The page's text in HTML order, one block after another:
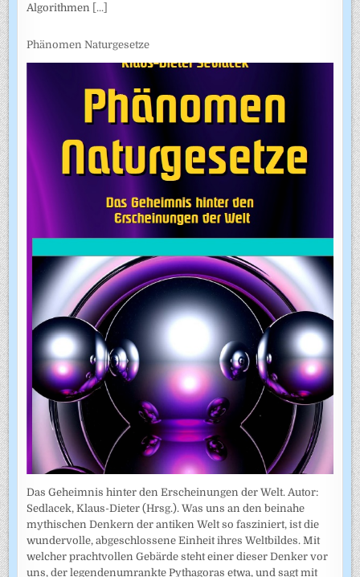
Algorithmen [...]
Phänomen Naturgesetze
Das Geheimnis hinter den Erscheinungen der Welt. Autor:
Sedlacek, Klaus-Dieter (Hrsg.). Was uns an den beinahe
mythischen Denkern der antiken Welt so fasziniert, ist die
wundervolle, abgeschlossene Einheit ihres Weltbildes. Mit
welcher prachtvollen Gebärde steht einer dieser Denker vor
uns, der legendenumrankte Pythagoras etwa, und sagt mit